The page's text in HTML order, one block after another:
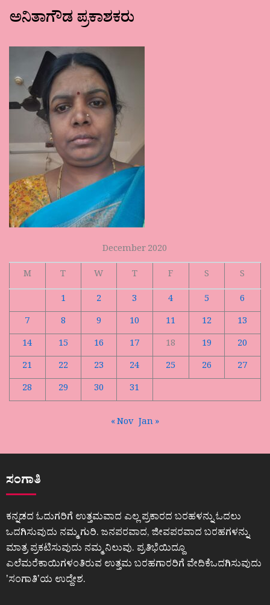
ಅನಿತಾಗೌಡ ಪ್ರಕಾಶಕರು
December 2020
M
T W T F S
S
1
2 3 4 5
6
7
8 9 10 11 12
13
14
15 16 17 18 19
20
21
22 23 24 25 26
27
28
29 30 31
« Nov Jan »
ಸಂಗಾತಿ
ಕನ್ನಡದ ಓದುಗರಿಗೆ ಉತ್ತಮವಾದ ಎಲ್ಲ ಪ್ರಕಾರದ ಬರಹಳನ್ನು ಓದಲು
ಒದಗಿಸುವುದು ನಮ್ಮ ಗುರಿ. ಜನಪರವಾದ, ಜೀವಪರವಾದ ಬರಹಗಳನ್ನು
ಮಾತ್ರ ಪ್ರಕಟಿಸುವುದು ನಮ್ಮ ನಿಲುವು. ಪ್ರತಿಭೆಯಿದ್ದೂ
ಎಲೆಮರೆಕಾಯಿಗಳಂತಿರುವ ಉತ್ತಮ ಬರಹಗಾರರಿಗೆ ವೇದಿಕೆಒದಗಿಸುವುದು
ʼಸಂಗಾತಿʼಯ ಉದ್ದೇಶ.